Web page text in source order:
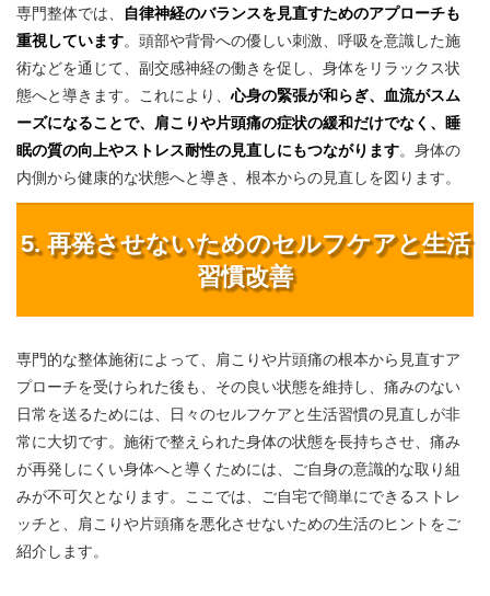
専門整体では、
自律神経のバランスを見直すためのアプローチも
重視しています。頭部や背骨への優しい刺激、呼吸を意識した施
術などを通じて、副交感神経の働きを促し、身体をリラックス状
態へと導きます。これにより、 心身の緊張が和らぎ、血流がスム
ーズになることで、肩こりや片頭痛の症状の緩和だけでなく、睡
眠の質の向上やストレス耐性の見直しにもつながります。身体の
内側から健康的な状態へと導き、根本からの見直しを図ります。
5. 再発させないためのセルフケアと生活
習慣改善
専門的な整体施術によって、肩こりや片頭痛の根本から見直すア
プローチを受けられた後も、その良い状態を維持し、痛みのない
日常を送るためには、日々のセルフケアと生活習慣の見直しが非
常に大切です。施術で整えられた身体の状態を長持ちさせ、痛み
が再発しにくい身体へと導くためには、ご自身の意識的な取り組
みが不可欠となります。ここでは、ご自宅で簡単にできるストレ
ッチと、肩こりや片頭痛を悪化させないための生活のヒントをご
紹介します。